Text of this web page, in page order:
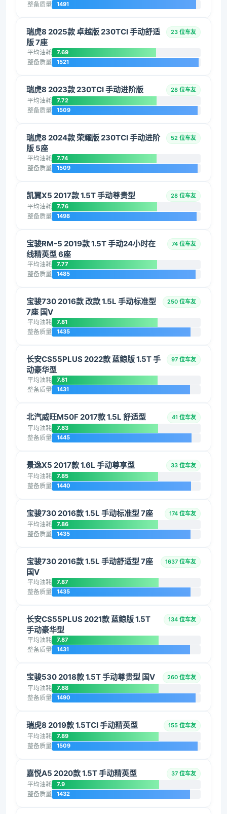
整备质量 1491
瑞虎8 2025款 卓越版 230TCI 手动舒适
版 7座
23 位车友
平均油耗 7.69
整备质量 1521
瑞虎8 2023款 230TCI 手动进阶版 28 位车友
平均油耗 7.72
整备质量 1509
瑞虎8 2024款 荣耀版 230TCI 手动进阶
版 5座
52 位车友
平均油耗 7.74
整备质量 1509
凯翼X5 2017款 1.5T 手动尊贵型 28 位车友
平均油耗 7.76
整备质量 1498
宝骏RM-5 2019款 1.5T 手动24小时在
线精英型 6座
74 位车友
平均油耗 7.77
整备质量 1485
宝骏730 2016款 改款 1.5L 手动标准型
7座 国V
250 位车友
平均油耗 7.81
整备质量 1435
长安CS55PLUS 2022款 蓝鲸版 1.5T 手
动豪华型
97 位车友
平均油耗 7.81
整备质量 1431
北汽威旺M50F 2017款 1.5L 舒适型 41 位车友
平均油耗 7.83
整备质量 1445
景逸X5 2017款 1.6L 手动尊享型 33 位车友
平均油耗 7.85
整备质量 1440
宝骏730 2016款 1.5L 手动标准型 7座 174 位车友
平均油耗 7.86
整备质量 1435
宝骏730 2016款 1.5L 手动舒适型 7座
国V
1637 位车友
平均油耗 7.87
整备质量 1435
长安CS55PLUS 2021款 蓝鲸版 1.5T
手动豪华型
134 位车友
平均油耗 7.87
整备质量 1431
宝骏530 2018款 1.5T 手动尊贵型 国V 260 位车友
平均油耗 7.88
整备质量 1490
瑞虎8 2019款 1.5TCI 手动精英型 155 位车友
平均油耗 7.89
整备质量 1509
嘉悦A5 2020款 1.5T 手动精英型 37 位车友
平均油耗 7.9
整备质量 1432